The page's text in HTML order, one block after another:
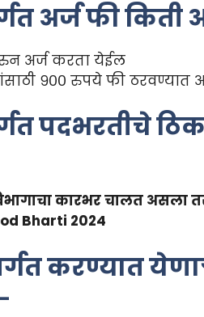
अर्ज फी किती
अर्ज करता येईल
९०० रुपये फी
पदभरतीचे
कारभर चालत असला
Bharti 2024
करण्यात